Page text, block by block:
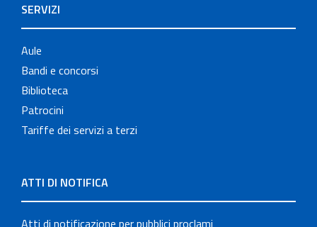
SERVIZI
Aule
Bandi e concorsi
Biblioteca
Patrocini
Tariffe dei servizi a terzi
ATTI DI NOTIFICA
Atti di notificazione per pubblici proclami